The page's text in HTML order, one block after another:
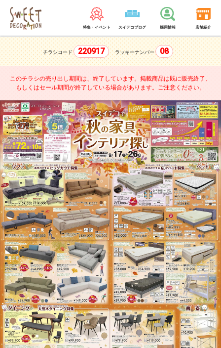
特集・イベント スイデコブログ 採用情報 店舗紹介
チラシコード 220917 ラッキーナンバー 08
このチラシの売り出し期間は、終了しています。 掲載商品は既に販売終了、
もしくはセール期間が終了している場合があります。ご注意ください。